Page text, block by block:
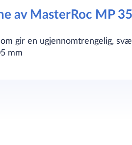
av MasterRoc MP
gir en ugjennomtrengelig,
mm